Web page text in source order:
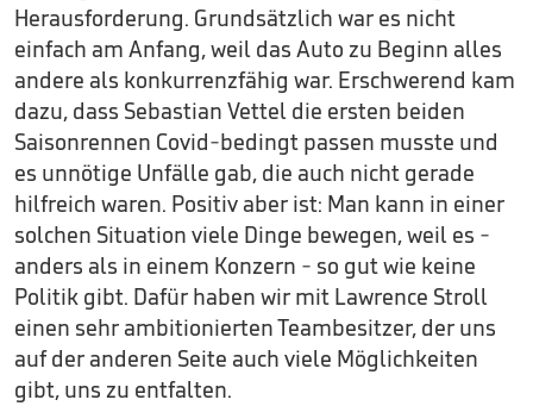
Herausforderung. Grundsätzlich war es nicht
einfach am Anfang, weil das Auto zu Beginn alles
andere als konkurrenzfähig war. Erschwerend kam
dazu, dass Sebastian Vettel die ersten beiden
Saisonrennen Covid-bedingt passen musste und
es unnötige Unfälle gab, die auch nicht gerade
hilfreich waren. Positiv aber ist: Man kann in einer
solchen Situation viele Dinge bewegen, weil es -
anders als in einem Konzern - so gut wie keine
Politik gibt. Dafür haben wir mit Lawrence Stroll
einen sehr ambitionierten Teambesitzer, der uns
auf der anderen Seite auch viele Möglichkeiten
gibt, uns zu entfalten.